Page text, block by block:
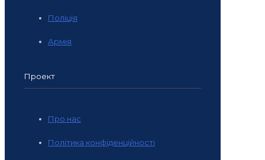
Поліція
Армія
Проект
Про нас
Політика конфіденційності